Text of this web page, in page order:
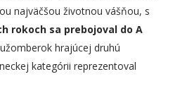
najväčšou životnou vášňou, s
rokoch sa prebojoval do A
hrajúcej druhú
kategórii reprezentoval